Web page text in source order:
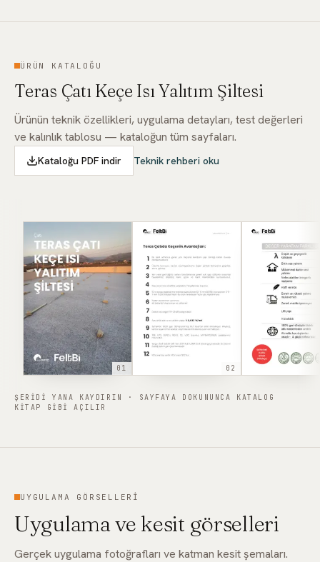
ÜRÜN KATALOĞU
Teras Çatı Keçe Isı Yalıtım Şiltesi
Ürünün teknik özellikleri, uygulama detayları, test değerleri
ve kalınlık tablosu — kataloğun tüm sayfaları.
Kataloğu PDF indir Teknik rehberi oku
01 02
ŞERIDI YANA KAYDIRIN · SAYFAYA DOKUNUNCA KATALOG
KITAP GIBI AÇILIR
UYGULAMA GÖRSELLERI
Uygulama ve kesit görselleri
Gerçek uygulama fotoğrafları ve katman kesit şemaları.